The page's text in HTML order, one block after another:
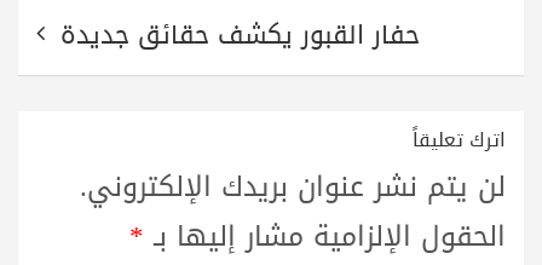
حفار القبور يكشف حقائق جديدة
اترك تعليقاً
لن يتم نشر عنوان بريدك الإلكتروني.
الحقول الإلزامية مشار إليها بـ*